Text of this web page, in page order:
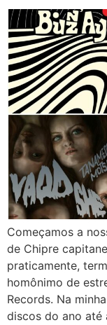
Começamos a
de Chipre
praticamente,
homônimo de
Records. Na
discos do ano até